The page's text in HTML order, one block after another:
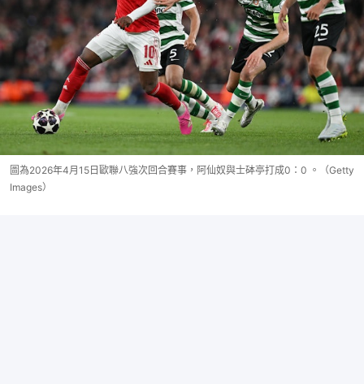
圖為2026年4月15日歐聯八強次回合賽事，阿仙奴與士砵亭打成0：0 。（Getty
Images）